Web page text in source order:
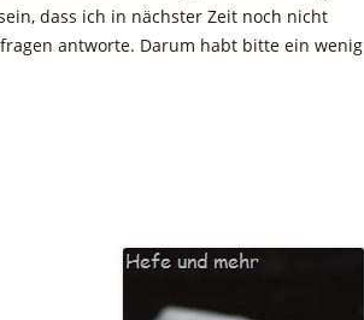
dass ich in nächster Zeit noch nicht
antworte. Darum habt bitte ein wenig